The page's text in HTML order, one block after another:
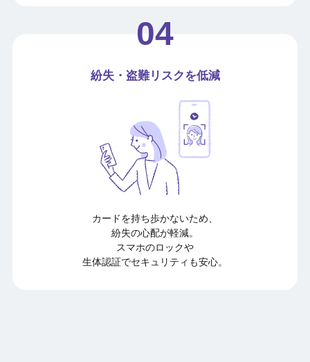
紛失・盗難リスクを低減
カードを持ち歩かないため、
紛失の心配が軽減。
スマホのロックや
生体認証でセキュリティも安心。